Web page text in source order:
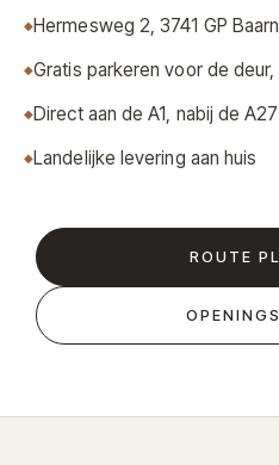
Hermesweg 2, 3741 GP Baarn
Gratis parkeren voor de
Direct aan de A1, nabij de A27
Landelijke levering aan huis
ROUTE